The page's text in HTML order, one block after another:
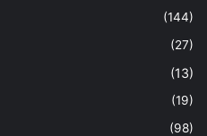
(144)
(27)
(13)
(19)
(98)